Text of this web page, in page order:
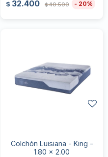
$ 32.400 $40.500 20
Colchón Luisiana - King -
1.80 x 2.00